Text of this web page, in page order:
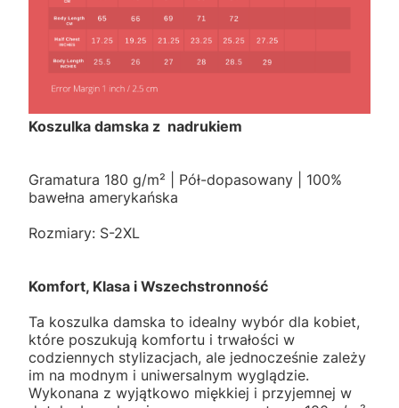
Koszulka damska z nadrukiem
Gramatura 180 g/m² | Pół-dopasowany | 100%
bawełna amerykańska
Rozmiary: S-2XL
Komfort, Klasa i Wszechstronność
Ta koszulka damska to idealny wybór dla kobiet,
które poszukują komfortu i trwałości w
codziennych stylizacjach, ale jednocześnie zależy
im na modnym i uniwersalnym wyglądzie.
Wykonana z wyjątkowo miękkiej i przyjemnej w